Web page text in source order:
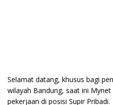
Selamat datang, khusus bagi
wilayah Bandung, saat ini
pekerjaan di posisi Supir Pribadi.